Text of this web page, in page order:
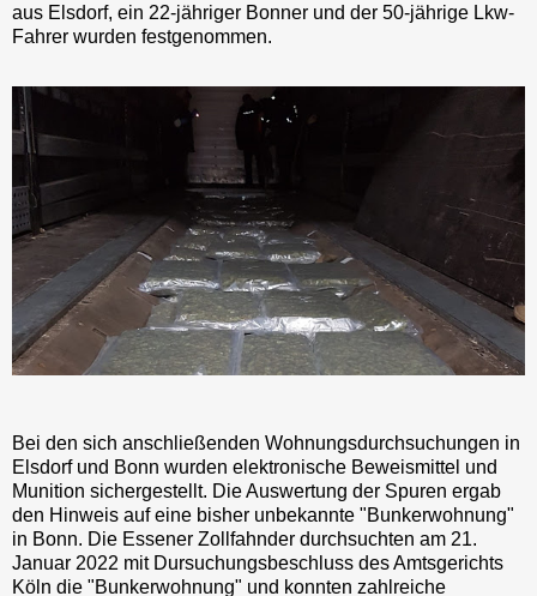
aus Elsdorf, ein 22-jähriger Bonner und der 50-jährige Lkw-
Fahrer wurden festgenommen.
Bei den sich anschließenden Wohnungsdurchsuchungen in
Elsdorf und Bonn wurden elektronische Beweismittel und
Munition sichergestellt. Die Auswertung der Spuren ergab
den Hinweis auf eine bisher unbekannte "Bunkerwohnung"
in Bonn. Die Essener Zollfahnder durchsuchten am 21.
Januar 2022 mit Dursuchungsbeschluss des Amtsgerichts
Köln die "Bunkerwohnung" und konnten zahlreiche